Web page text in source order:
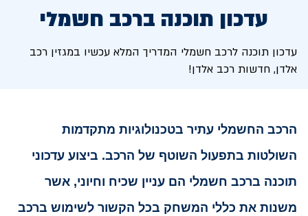
עדכון תוכנה ברכב חשמלי
עדכון תוכנה לרכב חשמלי המדריך המלא עכשיו במגזין רכב
אלדן, חדשות רכב אלדן!
הרכב החשמלי עתיר בטכנולוגיות מתקדמות
השולטות בתפעול השוטף של הרכב. ביצוע עדכוני
תוכנה ברכב חשמלי הם עניין שכיח וחיוני, אשר
משנות את כללי המשחק בכל הקשור לשימוש ברכב